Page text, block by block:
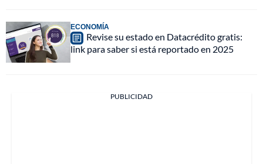
ECONOMÍA
Revise su estado en Datacrédito gratis:
link para saber si está reportado en 2025
PUBLICIDAD